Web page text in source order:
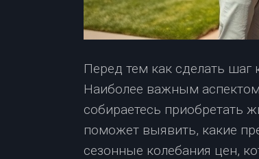
Перед тем как сделать шаг
Наиболее важным
собираетесь приобретать
поможет выявить, какие
сезонные колебания цен,